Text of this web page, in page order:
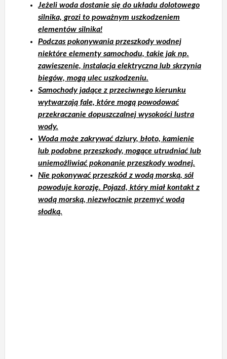
Jeżeli woda dostanie się do układu dolotowego
silnika, grozi to poważnym uszkodzeniem
elementów silnika!
Podczas pokonywania przeszkody wodnej
niektóre elementy samochodu, takie jak np.
zawieszenie, instalacja elektryczna lub skrzynia
biegów, mogą ulec uszkodzeniu.
Samochody jadące z przeciwnego kierunku
wytwarzają fale, które mogą powodować
przekraczanie dopuszczalnej wysokości lustra
wody.
Woda może zakrywać dziury, błoto, kamienie
lub podobne przeszkody, mogące utrudniać lub
uniemożliwiać pokonanie przeszkody wodnej.
Nie pokonywać przeszkód z wodą morską, sól
powoduje korozję. Pojazd, który miał kontakt z
wodą morską, niezwłocznie przemyć wodą
słodką.